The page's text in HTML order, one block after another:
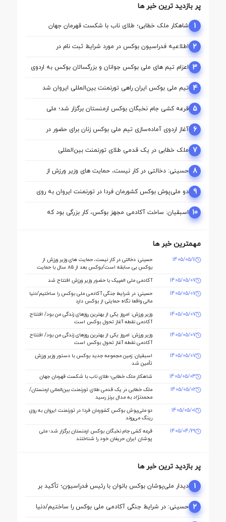
پر بازدید ترین خبر ها
1 شاهکار ملک‌ خطابی؛ طلای ناب با شکست قهرمان جهان
2 اطلاعیه فدراسیون بوکس در مورد شرایط ثبت نام در
کمیسیون ها
3 اعزام تیم ‌های ملی بوکس جوانان و بزرگسالان بوکس به اردوی
مشترک ازبکستان
4 تیم ملی بوکس ایران راهی تورنمنت بین‌المللی ایروان شد
5 قرعه‌ کشی جام نخبگان بوکس ارمنستان برگزار شد؛ ملی‌
پوشان ایران حریفان خود را شناختند
6 آغاز اردوی آماده‌سازی تیم ملی بوکس زنان برای حضور در
بازی‌های آسیایی ناگویا
7 ملک‌ خطابی در یک قدمی طلای تورنمنت بین‌المللی
ارمنستان/ محمدنژاد به مدال برنز رسید
8 حسینی: دخالتی در کار نیست، حمایت های وزیر ورزش از
مالی صاحب خانه می شود 9 دو ملی‌پوش بوکس کشورمان فردا در تورنمنت ایروان به روی
رینگ می‌روند
10 اسبقیان: ساخت آکادمی مجهز بوکس، کار بزرگی بود که
حسینی برای این رشته انجام داد
مهمترین خبر ها
1405/05/11
حسینی: دخالتی در کار نیست، حمایت های وزیر ورزش از
بوکس بی سابقه است/بوکس بعد از ۸۵ سال با حمایت
1405/05/07
آکادمی ملی المپیک با حضور وزیر ورزش افتتاح شد
1405/05/07
حسینی: در شرایط جنگی آکادمی ملی بوکس را ساختیم/دنیا
مالی واقعا نگاه حمایتی از بوکس دارد
1405/05/07
وزیر ورزش: امروز یکی از بهترین روزهای زندگی من بود/ افتتاح
آکادمی نقطه آغاز تحول بوکس است
1405/05/07
وزیر ورزش: امروز یکی از بهترین روزهای زندگی من بود/ افتتاح
آکادمی نقطه آغاز تحول بوکس است
1405/05/07
اسبقیان: زمین مجموعه جدید بوکس با دستور وزیر ورزش
تأمین شد
1405/05/03
شاهکار ملک‌ خطابی؛ طلای ناب با شکست قهرمان جهان
1405/05/02
ملک‌ خطابی در یک قدمی طلای تورنمنت بین‌المللی ارمنستان/
محمدنژاد به مدال برنز رسید
1405/05/01
دو ملی‌پوش بوکس کشورمان فردا در تورنمنت ایروان به روی
رینگ می‌روند
1405/04/29
قرعه‌ کشی جام نخبگان بوکس ارمنستان برگزار شد؛ ملی‌
پوشان ایران حریفان خود را شناختند
پر بازدید ترین خبر ها
1
دیدار ملی‌پوشان بوکس بانوان با رئیس فدراسیون؛ تأکید بر
حمایت از مسیر آماده‌ سازی برای بازی‌های آسیایی ناگویا
2 حسینی: در شرایط جنگی آکادمی ملی بوکس را ساختیم/دنیا
مالی واقعا نگاه حمایتی از بوکس دارد